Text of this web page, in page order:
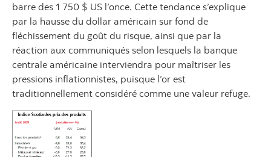
barre des 1 750 $ US l’once. Cette tendance s’explique
par la hausse du dollar américain sur fond de
fléchissement du goût du risque, ainsi que par la
réaction aux communiqués selon lesquels la banque
centrale américaine interviendra pour maîtriser les
pressions inflationnistes, puisque l’or est
traditionnellement considéré comme une valeur refuge.